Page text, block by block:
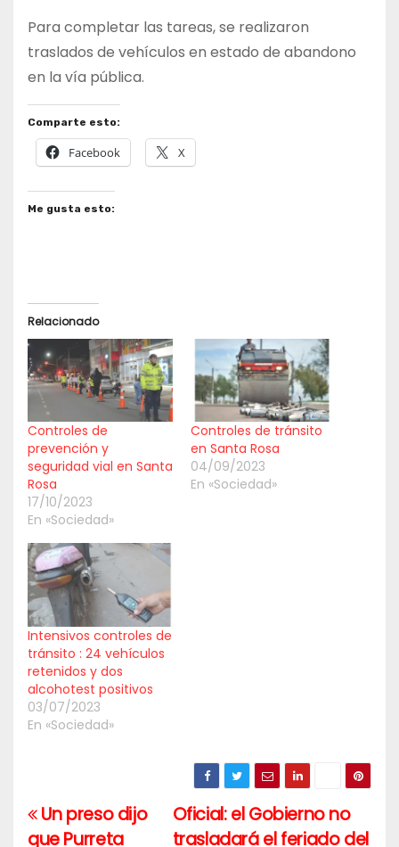
Para completar las tareas, se realizaron
traslados de vehículos en estado de abandono
en la vía pública.
Comparte esto:
Facebook X
Me gusta esto:
Relacionado
Controles de
prevención y
seguridad vial en Santa
Rosa
17/10/2023
En «Sociedad»
Controles de tránsito
en Santa Rosa
04/09/2023
En «Sociedad»
Intensivos controles de
tránsito : 24 vehículos
retenidos y dos
alcohotest positivos
03/07/2023
En «Sociedad»
NavegaciónOficial: el Gobierno no
trasladará el feriado del
Un preso dijo
que Purreta